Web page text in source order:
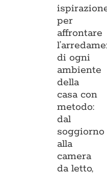
per
affrontare
di ogni
ambiente
della
casa con
metodo:
dal
soggiorno
alla
camera
da letto,